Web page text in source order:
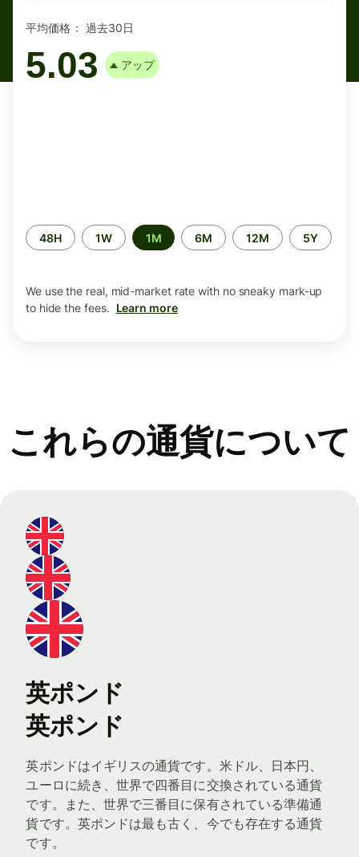
平均価格： 過去30日
5.03 アップ
Time
period
48H 1W 1M 6M 12M 5Y
We use the real, mid-market rate with no sneaky mark-up
to hide the fees. Learn more
これらの通貨について
英ポンド
英ポンド
英ポンドはイギリスの通貨です。米ドル、日本円、
ユーロに続き、世界で四番目に交換されている通貨
です。また、世界で三番目に保有されている準備通
貨です。英ポンドは最も古く、今でも存在する通貨
です。